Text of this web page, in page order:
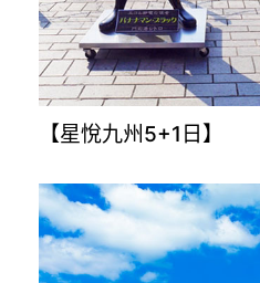
【星悅九州5+1日】